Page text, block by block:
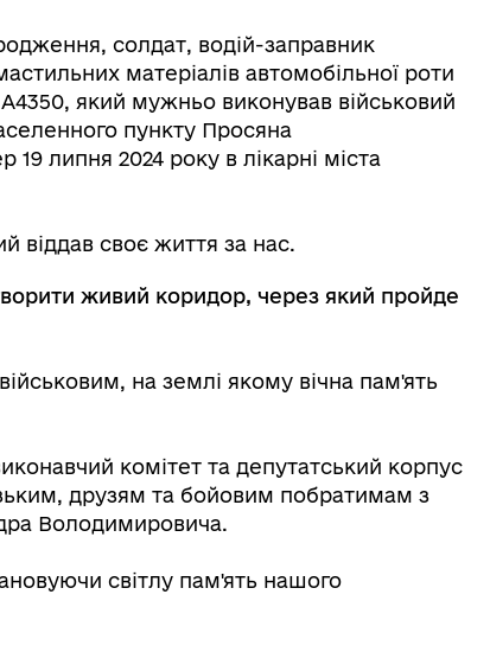
солдат, водій-заправник
матеріалів автомобільної роти
А4350, який мужньо виконував військовий
пункту Просяна
19 липня 2024 року в лікарні міста
віддав своє життя за нас.
живий коридор, через який пройде
на землі якому вічна пам'ять
комітет та депутатський корпус
друзям та бойовим побратимам з
Володимировича.
світлу пам'ять нашого